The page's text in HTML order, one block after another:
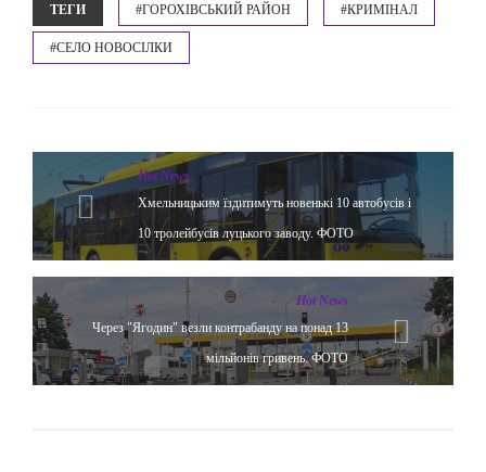
ТЕГИ #ГОРОХІВСЬКИЙ РАЙОН #КРИМІНАЛ
#СЕЛО НОВОСІЛКИ
Hot News
Хмельницьким їздитимуть новенькі 10 автобусів і
10 тролейбусів луцького заводу. ФОТО
Hot News
Через "Ягодин" везли контрабанду на понад 13
мільйонів гривень. ФОТО